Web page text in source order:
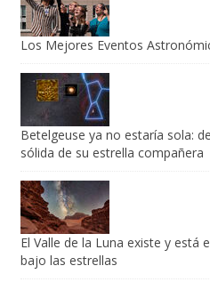
Los Mejores Eventos
Betelgeuse ya no estaría sola:
sólida de su estrella compañera
El Valle de la Luna existe y está
bajo las estrellas